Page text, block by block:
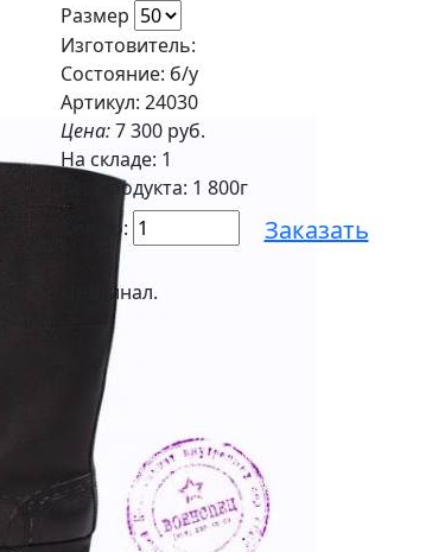
Размер
Изготовитель:
Состояние: б/у
Артикул: 24030
Цена: 7 300 руб.
На складе: 1
Вес продукта: 1 800г
Кол-во:
Заказать
Оригинал.